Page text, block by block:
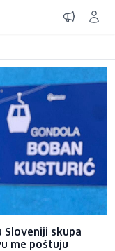
Sloveniji skupa
me poštuju